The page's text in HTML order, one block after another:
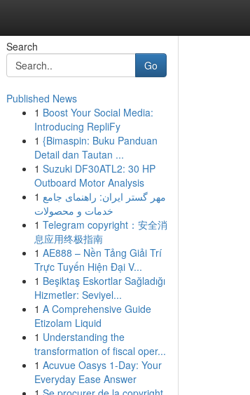
Search
Go
Published News
1 Boost Your Social Media:
Introducing RepliFy
1 {Bimaspin: Buku Panduan
Detail dan Tautan ...
1 Suzuki DF30ATL2: 30 HP
Outboard Motor Analysis
1 مهر گستر ایران: راهنمای جامع
خدمات و محصولات
1 Telegram copyright：安全消
息应用终极指南
1 AE888 – Nền Tảng Giải Trí
Trực Tuyến Hiện Đại V...
1 Beşiktaş Eskortlar Sağladığı
Hizmetler: Seviyel...
1 A Comprehensive Guide
Etizolam Liquid
1 Understanding the
transformation of fiscal oper...
1 Acuvue Oasys 1-Day: Your
Everyday Ease Answer